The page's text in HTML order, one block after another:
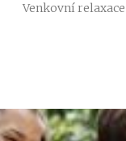
Venkovní relaxace